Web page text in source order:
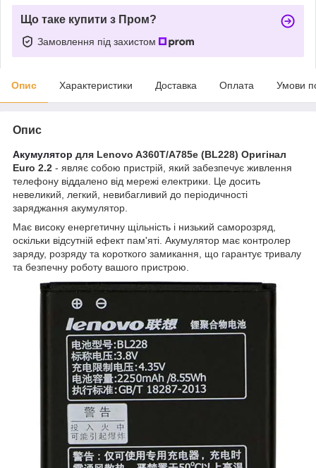
Що таке купити з Пром?
Замовлення під захистом
Опис Характеристики Доставка Оплата Умови
Опис
Акумулятор для Lenovo A360T/A785e (BL228) Оригінал
Euro 2.2 - являє собою пристрій, який забезпечує живлення
телефону віддалено від мережі електрики. Це досить
невеликий, легкий, невибагливий до періодичності
заряджання акумулятор.
Має високу енергетичну щільність і низький саморозряд,
оскільки відсутній ефект пам'яті. Акумулятор має контролер
заряду, розряду та короткого замикання, що гарантує тривалу
та безпечну роботу вашого пристрою.